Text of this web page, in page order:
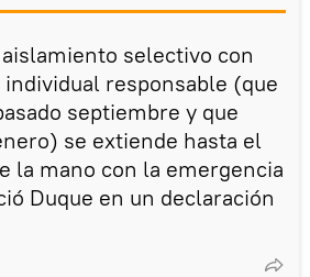
selectivo con
responsable (que
septiembre y que
se extiende hasta el
la mano con la emergencia
Duque en un declaración